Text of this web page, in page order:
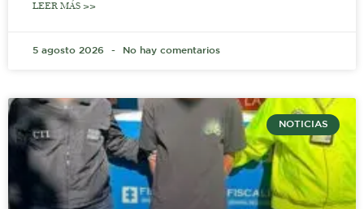
LEER MÁS >>
5 agosto 2026 No hay comentarios
NOTICIAS